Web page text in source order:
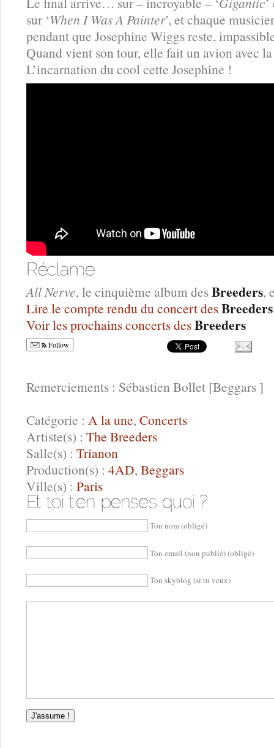
sur ‘When I Was A Painter’, et chaque
pendant que Josephine Wiggs reste,
Quand vient son tour, elle fait un avion avec
L’incarnation du cool cette Josephine !
All Nerve, le cinquième album desBreeders,
Lire le compte rendu du concert des
Voir les prochains concerts desBreeders
Follow
Remerciements : Sébastien Bollet [Beggars ]
Catégorie : A la une, Concerts
Artiste(s) : The Breeders
Salle(s) : Trianon
Production(s) : 4AD, Beggars
Ville(s) : Paris
Ton nom (obligé)
Ton email (non publié) (obligé)
Ton skyblog (si tu veux)